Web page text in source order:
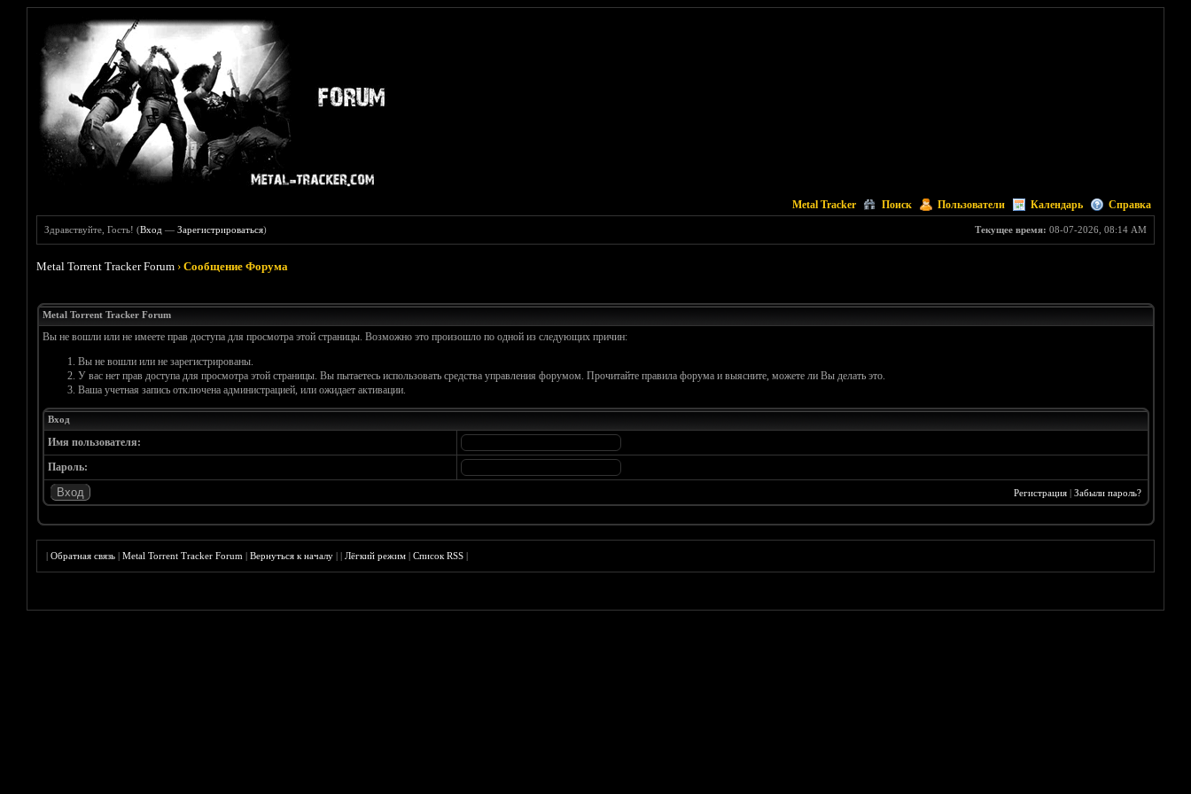
Metal Tracker Поиск Пользователи Календарь Справка
Текущее время: 08-07-2026, 08:14 AM
Здравствуйте, Гость! (Вход —Зарегистрироваться)
Metal Torrent Tracker Forum ›Сообщение Форума
Metal Torrent Tracker Forum
Вы не вошли или не имеете прав доступа для просмотра этой страницы. Возможно это произошло по одной из следующих причин:
Вы не вошли или не зарегистрированы.
У вас нет прав доступа для просмотра этой страницы. Вы пытаетесь использовать средства управления форумом. Прочитайте правила форума и выясните, можете ли Вы делать это.
Ваша учетная запись отключена администрацией, или ожидает активации.
Вход
Имя пользователя:
Пароль:
Регистрация| Забыли пароль?
|Обратная связь |Metal Torrent Tracker Forum |Вернуться к началу ||Лёгкий режим |Список RSS |